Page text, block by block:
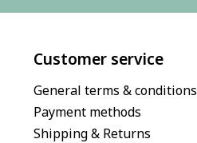
Customer service
General terms & conditions
Payment methods
Shipping & Returns